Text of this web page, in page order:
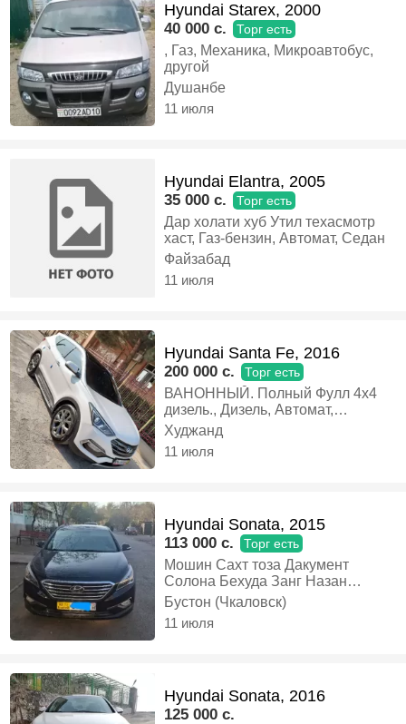
Hyundai Starex, 2000
40 000 c. Торг есть
, Газ, Механика, Микроавтобус,
другой
Душанбе
11 июля
Hyundai Elantra, 2005
35 000 c. Торг есть
Дар холати хуб Утил техасмотр
хаст, Газ-бензин, Автомат, Седан
Файзабад
11 июля
Hyundai Santa Fe, 2016
200 000 c. Торг есть
ВАНОННЫЙ. Полный Фулл 4х4
дизель., Дизель, Автомат,
Внедорожник
Худжанд
11 июля
Hyundai Sonata, 2015
113 000 c. Торг есть
Мошин Сахт тоза Дакумент
Солона Бехуда Занг Назан
Срочно Срочно.., Бензин,
Автомат, Седан
Бустон (Чкаловск)
11 июля
Hyundai Sonata, 2016
125 000 c.